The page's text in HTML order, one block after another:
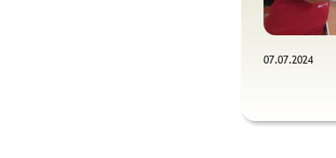
07.07.2024